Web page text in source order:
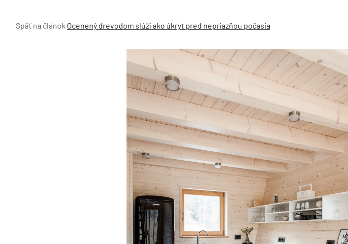
Späť na článok Ocenený drevodom slúži ako úkryt pred nepriazňou počasia